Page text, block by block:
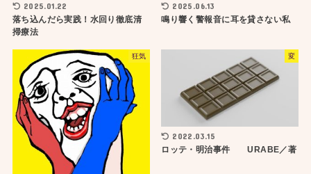
2025.01.22
落ち込んだら実践！水回り徹底清
掃療法
2025.06.13
鳴り響く警報音に耳を貸さない私
狂気 変
2022.03.15
ロッテ・明治事件 URABE／著